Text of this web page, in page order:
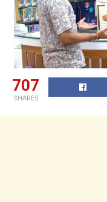
707
SHARES